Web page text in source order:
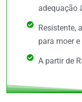
adequação
Resistente,
para moer
A partir de